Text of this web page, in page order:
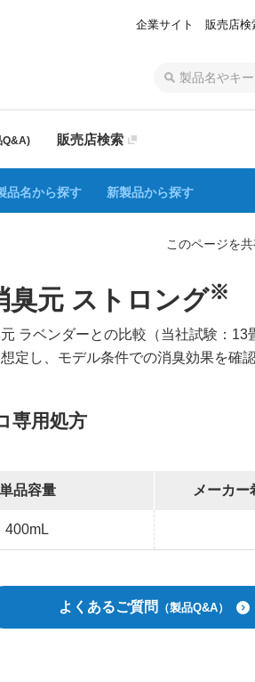
企業サイト 販売店検
Q&A) 販売店検索
品名から探す 新製品から探す
臭元 ストロング※
ラベンダーとの比較（当社試験：13
定し、モデル条件での消臭効果を確認
専用処方
単品容量 メーカー
400mL
よくあるご質問 （製品Q&A）
このページを